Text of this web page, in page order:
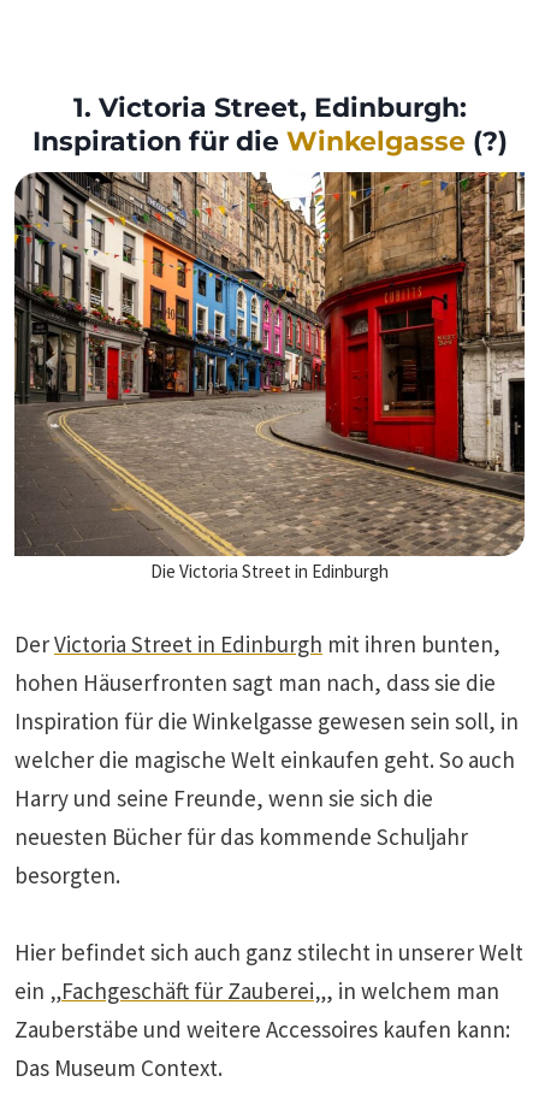
1. Victoria Street, Edinburgh:
Inspiration für die Winkelgasse(?)
Die Victoria Street in Edinburgh
DerVictoria Street in Edinburgh mit ihren bunten,
hohen Häuserfronten sagt man nach, dass sie die
Inspiration für die Winkelgasse gewesen sein soll, in
welcher die magische Welt einkaufen geht. So auch
Harry und seine Freunde, wenn sie sich die
neuesten Bücher für das kommende Schuljahr
besorgten.
Hier befindet sich auch ganz stilecht in unserer Welt
ein „Fachgeschäft für Zauberei„, in welchem man
Zauberstäbe und weitere Accessoires kaufen kann:
Das Museum Context.